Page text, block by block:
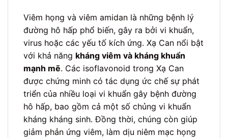
Viêm họng và viêm amidan là những bệnh lý
đường hô hấp phổ biến, gây ra bởi vi khuẩn,
virus hoặc các yếu tố kích ứng. Xạ Can nổi bật
với khả năng kháng viêm và kháng khuẩn
mạnh mẽ. Các isoflavonoid trong Xạ Can
được chứng minh có tác dụng ức chế sự phát
triển của nhiều loại vi khuẩn gây bệnh đường
hô hấp, bao gồm cả một số chủng vi khuẩn
kháng kháng sinh. Đồng thời, chúng còn giúp
giảm phản ứng viêm, làm dịu niêm mạc họng